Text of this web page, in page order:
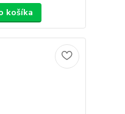
košíka